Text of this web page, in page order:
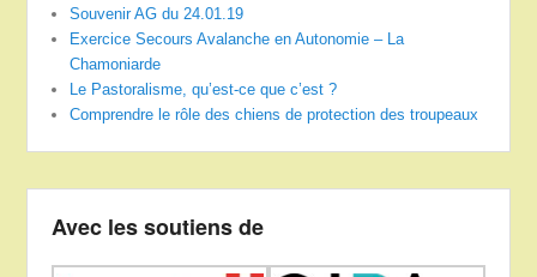
Souvenir AG du 24.01.19
Exercice Secours Avalanche en Autonomie – La
Chamoniarde
Le Pastoralisme, qu’est-ce que c’est ?
Comprendre le rôle des chiens de protection des troupeaux
Avec les soutiens de